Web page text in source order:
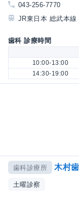
043-256-7770
JR東日本 総武本
歯科 診療時間
10:00-13:00
14:30-19:00
歯科診療所 木村
土曜診察